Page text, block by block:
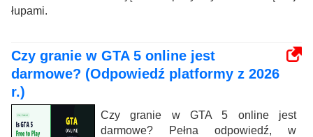
łupami.
Czy granie w GTA 5 online jest
darmowe? (Odpowiedź platformy z 2026
r.)
Czy granie w GTA 5 online jest
darmowe? Pełna odpowiedź, w